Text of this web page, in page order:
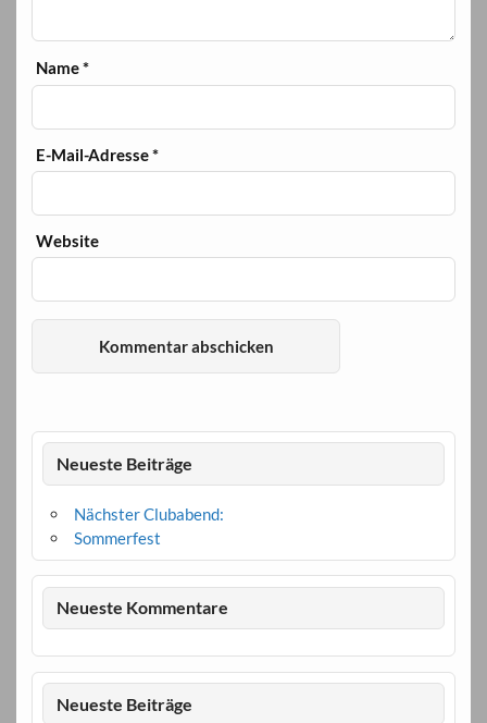
Name*
E-Mail-Adresse*
Website
Neueste Beiträge
Nächster Clubabend:
Sommerfest
Neueste Kommentare
Neueste Beiträge